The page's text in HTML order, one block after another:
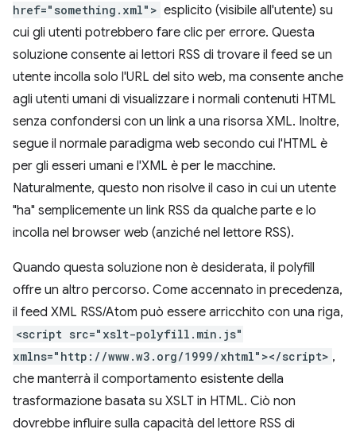
href="something.xml"> esplicito (visibile all'utente) su
cui gli utenti potrebbero fare clic per errore. Questa
soluzione consente ai lettori RSS di trovare il feed se un
utente incolla solo l'URL del sito web, ma consente anche
agli utenti umani di visualizzare i normali contenuti HTML
senza confondersi con un link a una risorsa XML. Inoltre,
segue il normale paradigma web secondo cui l'HTML è
per gli esseri umani e l'XML è per le macchine.
Naturalmente, questo non risolve il caso in cui un utente
"ha" semplicemente un link RSS da qualche parte e lo
incolla nel browser web (anziché nel lettore RSS).
Quando questa soluzione non è desiderata, il polyfill
offre un altro percorso. Come accennato in precedenza,
il feed XML RSS/Atom può essere arricchito con una riga,
<script src="xslt-polyfill.min.js"
xmlns="http://www.w3.org/1999/xhtml"></script> ,
che manterrà il comportamento esistente della
trasformazione basata su XSLT in HTML. Ciò non
dovrebbe influire sulla capacità del lettore RSS di